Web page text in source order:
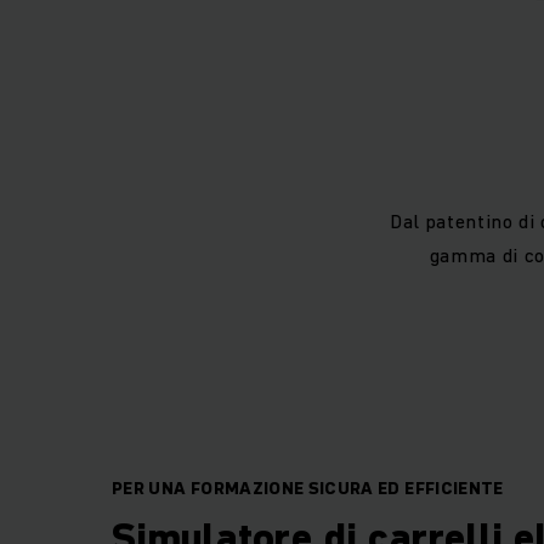
affidabile.
formazione
Con il
sul posto
erogare ogni
Dal patentino
gamma di
PER UNA FORMAZIONE SICURA ED EFFICIENTE